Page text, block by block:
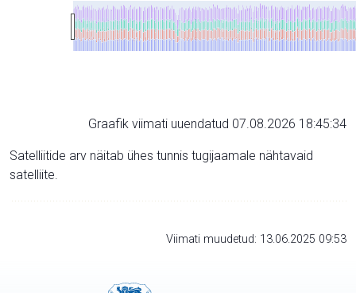
Graafik viimati uuendatud 07.08.2026 18:45:34
Satelliitide arv näitab ühes tunnis tugijaamale nähtavaid
satelliite.
Viimati muudetud: 13.06.2025 09:53